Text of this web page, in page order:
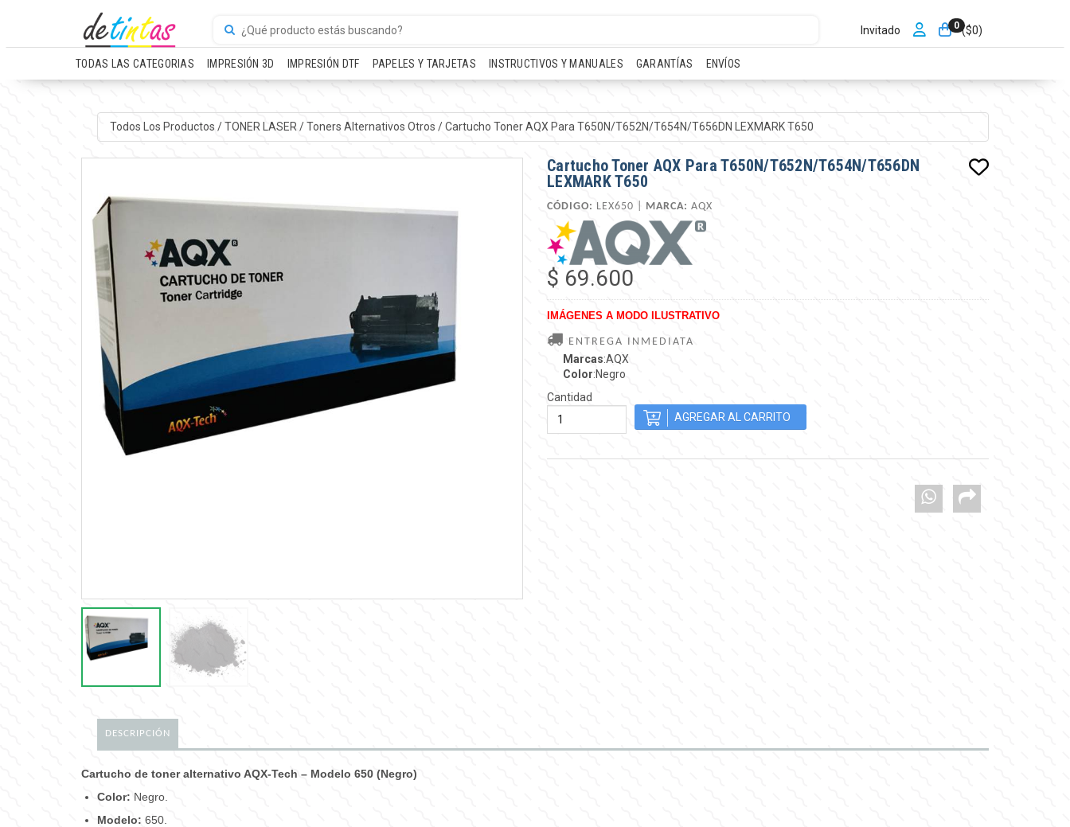
Invitado 0 ($0)
TODAS LAS CATEGORIAS IMPRESIÓN 3D IMPRESIÓN DTF PAPELES Y TARJETAS INSTRUCTIVOS Y MANUALES GARANTÍAS ENVÍOS
Todos Los Productos /TONER LASER /Toners Alternativos Otros /Cartucho Toner AQX Para T650N/T652N/T654N/T656DN LEXMARK T650
Cartucho Toner AQX Para T650N/T652N/T654N/T656DN
LEXMARK T650
CÓDIGO: LEX650 | MARCA: AQX
$ 69.600
IMÁGENES A MODO ILUSTRATIVO
ENTREGA INMEDIATA
Marcas:AQX
Color:Negro
Cantidad
DESCRIPCIÓN
Cartucho de toner alternativo AQX-Tech – Modelo 650 (Negro)
Color: Negro.
Modelo: 650.